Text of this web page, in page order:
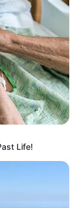
Life!